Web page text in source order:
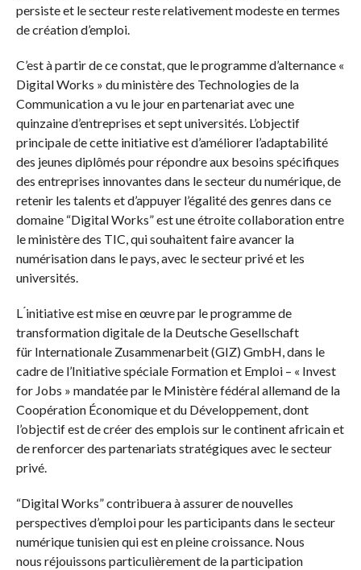
persiste et le secteur reste relativement modeste en termes
de création d’emploi.
C’est à partir de ce constat, que le programme d’alternance «
Digital Works » du ministère des Technologies de la
Communication a vu le jour en partenariat avec une
quinzaine d’entreprises et sept universités. L’objectif
principale de cette initiative est d’améliorer l’adaptabilité
des jeunes diplômés pour répondre aux besoins spécifiques
des entreprises innovantes dans le secteur du numérique, de
retenir les talents et d’appuyer l’égalité des genres dans ce
domaine “Digital Works” est une étroite collaboration entre
le ministère des TIC, qui souhaitent faire avancer la
numérisation dans le pays, avec le secteur privé et les
universités.
L ́initiative est mise en œuvre par le programme de
transformation digitale de la Deutsche Gesellschaft
für Internationale Zusammenarbeit (GIZ) GmbH, dans le
cadre de l’Initiative spéciale Formation et Emploi – « Invest
for Jobs » mandatée par le Ministère fédéral allemand de la
Coopération Économique et du Développement, dont
l’objectif est de créer des emplois sur le continent africain et
de renforcer des partenariats stratégiques avec le secteur
privé.
“Digital Works” contribuera à assurer de nouvelles
perspectives d’emploi pour les participants dans le secteur
numérique tunisien qui est en pleine croissance. Nous
nous réjouissons particulièrement de la participation